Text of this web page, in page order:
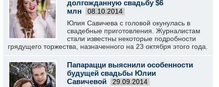
долгожданную свадьбу $6
млн
08.10.2014
Юлия Савичева с головой окунулась в
свадебные приготовления. Журналистам
стали известны некоторые подробности
грядущего торжества, назначенного на 23 октября этого года.
Папарацци выяснили особенности
будущей свадьбы Юлии
Савичевой
29.09.2014